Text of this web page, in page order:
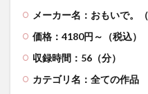
メーカー名：おもいで。
価格：4180円～（税込）
収録時間：56（分）
カテゴリ名：全ての作品